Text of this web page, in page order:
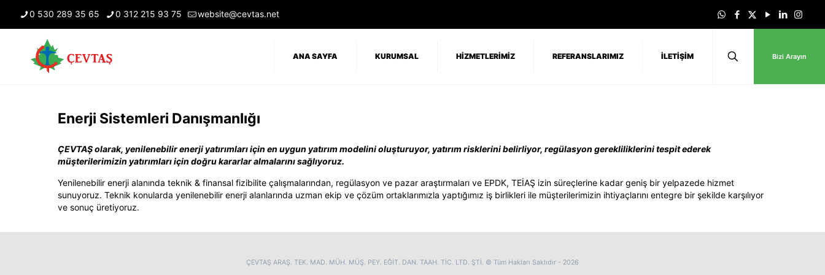
0 530 289 35 65 0 312 215 93 75 website@cevtas.net
ANA SAYFA KURUMSAL HİZMETLERİMİZ REFERANSLARIMIZ İLETİŞİM Bizi Arayın
Enerji Sistemleri Danışmanlığı
ÇEVTAŞ olarak, yenilenebilir enerji yatırımları için en uygun yatırım modelini oluşturuyor, yatırım risklerini belirliyor, regülasyon gerekliliklerini tespit ederek
müşterilerimizin yatırımları için doğru kararlar almalarını sağlıyoruz.
Yenilenebilir enerji alanında teknik & finansal fizibilite çalışmalarından, regülasyon ve pazar araştırmaları ve EPDK, TEİAŞ izin süreçlerine kadar geniş bir yelpazede hizmet
sunuyoruz. Teknik konularda yenilenebilir enerji alanlarında uzman ekip ve çözüm ortaklarımızla yaptığımız iş birlikleri ile müşterilerimizin ihtiyaçlarını entegre bir şekilde karşılıyor
ve sonuç üretiyoruz.
ÇEVTAŞ ARAŞ. TEK. MAD. MÜH. MÜŞ. PEY. EĞİT. DAN. TAAH. TİC. LTD. ŞTİ. © Tüm Hakları Saklıdır - 2026